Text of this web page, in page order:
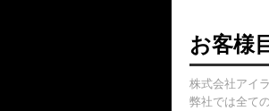
お客様
株式会社アイ
弊社では全て